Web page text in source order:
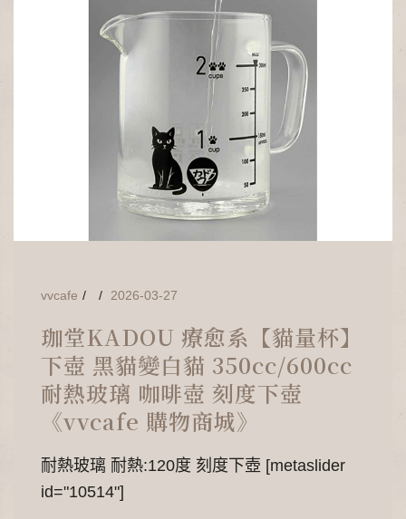
vvcafe 2026-03-27
珈堂KADOU 療愈系【貓量杯】
下壺 黑貓變白貓 350cc/600cc
耐熱玻璃 咖啡壺 刻度下壺
《vvcafe 購物商城》
耐熱玻璃 耐熱:120度 刻度下壺 [metaslider
id="10514"]